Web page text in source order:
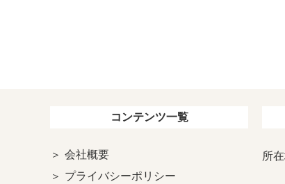
コンテンツ一覧
会社概要
プライバシーポリシー
所